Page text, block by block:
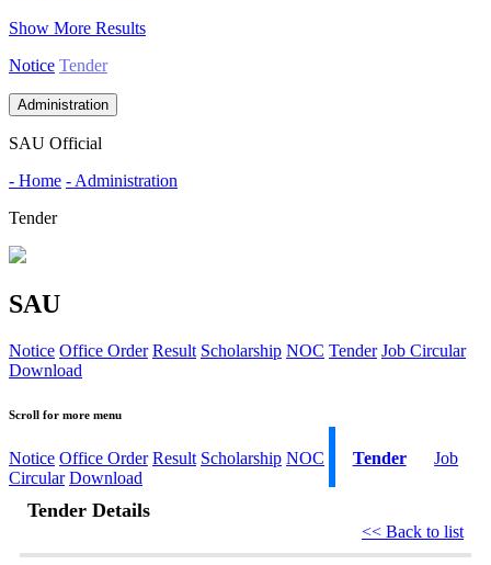
Show More Results
Notice Tender
Administration
SAU Official
- Home - Administration
Tender
SAU
Notice Office Order Result Scholarship NOC Tender Job Circular
Download
Scroll for more menu
Notice Office Order Result Scholarship NOC Tender
Job
Circular Download
Tender Details
<< Back to list